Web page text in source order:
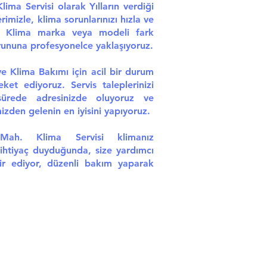
Servisi olarak Yılların verdiği
klima sorunlarınızı hızla ve
marka veya modeli fark
profesyonelce yaklaşıyoruz.
Klima Bakımı için acil bir durum
ediyoruz. Servis taleplerinizi
adresinizde oluyoruz ve
gelenin en iyisini yapıyoruz.
Klima Servisi klimanız
duyduğunda, size yardımcı
ediyor, düzenli bakım yaparak